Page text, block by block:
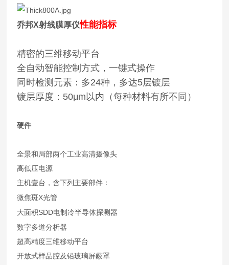
乔邦X射线膜厚仪性能指标
精密的三维移动平台
全自动智能控制方式，一键式操作
同时检测元素：多24种，多达5层镀层
镀层厚度：50μm以内（每种材料有所不同）
硬件
全景和局部两个工业高清摄像头
高低压电源
主机壹台，含下列主要部件：
微焦斑X光管
大面积SDD电制冷半导体探测器
数字多道分析器
超高精度三维移动平台
开放式样品腔及铅玻璃屏蔽罩